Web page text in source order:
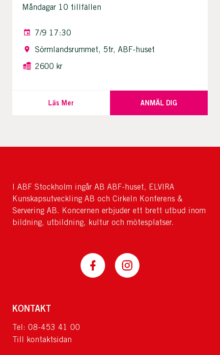
Måndagar 10 tillfällen
7/9 17:30
Sörmlandsrummet, 5tr, ABF-huset
2600 kr
Läs Mer ANMÄL DIG
I ABF Stockholm ingår AB ABF-huset, ELVIRA
Kunskapsutveckling AB och Cirkeln Konferens &
Servering AB. Koncernen erbjuder ett brett utbud inom
bildning, utbildning, kultur och mötesplatser.
KONTAKT
Tel: 08-453 41 00
Till kontaktsidan